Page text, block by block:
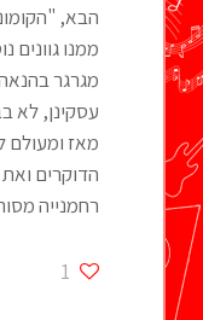
הבא,
ממנו
מגרגר
עסקינן, לא
מאז ומעולם
הדוקרים
רחמנייה
1